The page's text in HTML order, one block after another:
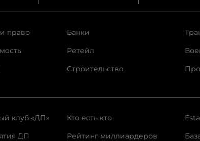
право
Банки
Ретейл
Строительство
клуб «ДП»
ДП
Кто есть кто
Рейтинг миллиардеров